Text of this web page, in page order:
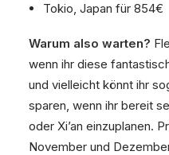
Tokio, Japan für 854€
Warum also warten?
wenn ihr diese
und vielleicht könnt ihr
sparen, wenn ihr bereit
oder Xi’an einzuplanen.
November und